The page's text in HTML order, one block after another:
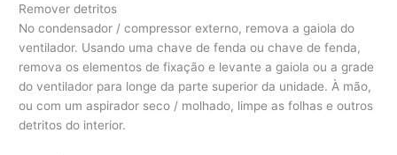
Remover detritos
No condensador / compressor externo, remova a gaiola do
ventilador. Usando uma chave de fenda ou chave de fenda,
remova os elementos de fixação e levante a gaiola ou a grade
do ventilador para longe da parte superior da unidade. À mão,
ou com um aspirador seco / molhado, limpe as folhas e outros
detritos do interior.